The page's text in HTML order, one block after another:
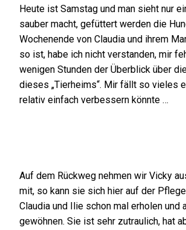
Heute ist Samstag und man sieht nur
sauber macht, gefüttert werden die
Wochenende von Claudia und ihrem
so ist, habe ich nicht verstanden, mir
wenigen Stunden der Überblick über
dieses „Tierheims“. Mir fällt so vieles
relativ einfach verbessern könnte …
Auf dem Rückweg nehmen wir Vicky
mit, so kann sie sich hier auf der
Claudia und Ilie schon mal erholen und
gewöhnen. Sie ist sehr zutraulich, hat